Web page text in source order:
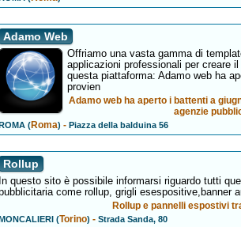
Adamo Web
Offriamo una vasta gamma di
applicazioni professionali per creare
questa piattaforma: Adamo web ha
provien
Adamo web ha aperto i battenti a
agenzie
(Roma) -Piazza della balduina 56
Rollup
In questo sito è possibile informarsi riguardo tutti
come rollup, grigli esespositive,banner
Rollup e pannelli espostivi
(Torino) -Strada Sanda, 80